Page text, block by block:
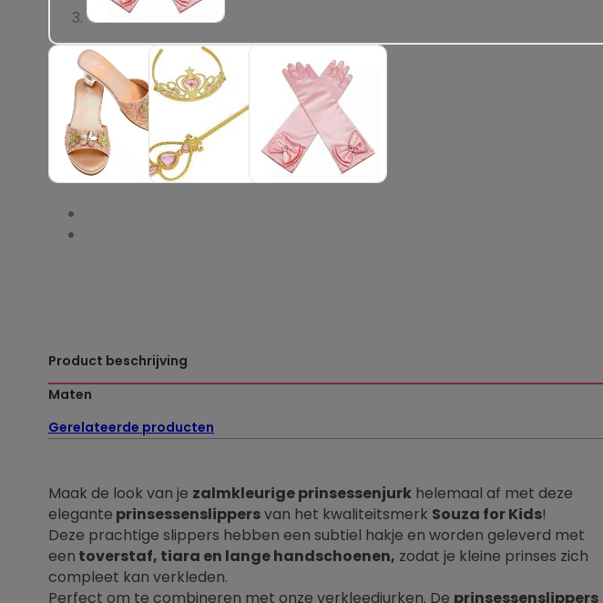
Product beschrijving
Maten
Gerelateerde producten
Maak de look van je zalmkleurige prinsessenjurk helemaal af met deze
elegante prinsessenslippersvan het kwaliteitsmerk Souza for Kids!
Deze prachtige slippers hebben een subtiel hakje en worden geleverd met
een toverstaf, tiara en lange handschoenen, zodat je kleine prinses zich
compleet kan verkleden.
Perfect om te combineren met onze verkleedjurken. De prinsessenslippers